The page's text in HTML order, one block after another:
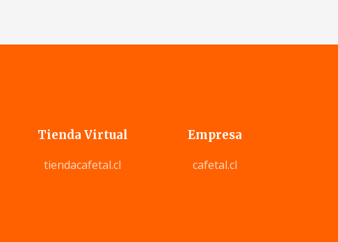
Tienda Virtual
tiendacafetal.cl
Empresa
cafetal.cl